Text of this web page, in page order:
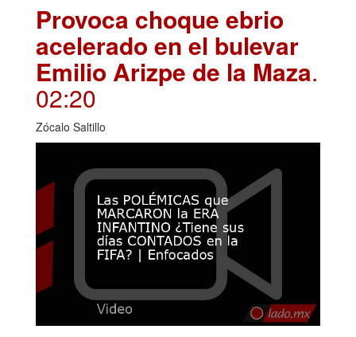
Provoca choque ebrio
acelerado en el bulevar
Emilio Arizpe de la Maza.
02:20
Zócalo Saltillo